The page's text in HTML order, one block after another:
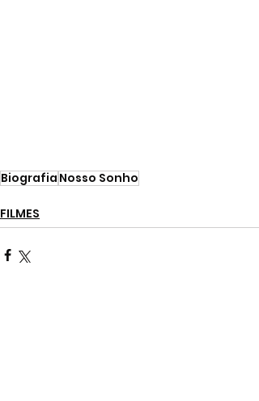
Biografia Nosso Sonho
FILMES